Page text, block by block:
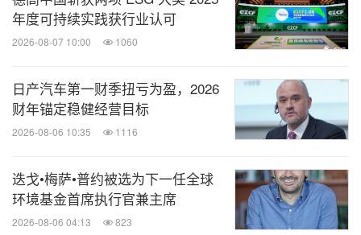
年度可持续实践获行业认可
2026-08-07 10:00 1060
日产汽车第一财季扭亏为盈，2026
财年锚定稳健经营目标
2026-08-06 10:35 1116
迭戈•梅萨•普约被选为下一任全球
环境基金首席执行官兼主席
2026-08-06 04:13 823